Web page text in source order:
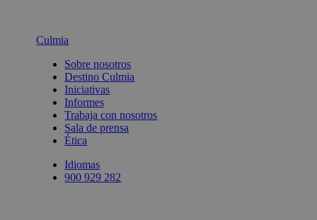
Culmia
Sobre nosotros
Destino Culmia
Iniciativas
Informes
Trabaja con nosotros
Sala de prensa
Ética
Idiomas
900 929 282